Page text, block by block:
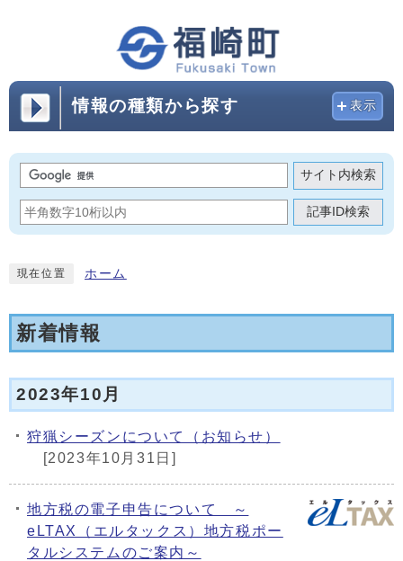
情報の種類から探す 表示
サイト内検索
記事ID検索
現在位置 ホーム
新着情報
2023年10月
狩猟シーズンについて（お知らせ）
[2023年10月31日]
地方税の電子申告について ～
eLTAX（エルタックス）地方税ポー
タルシステムのご案内～